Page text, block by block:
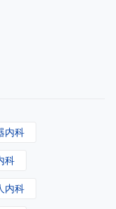
内科
科
内科